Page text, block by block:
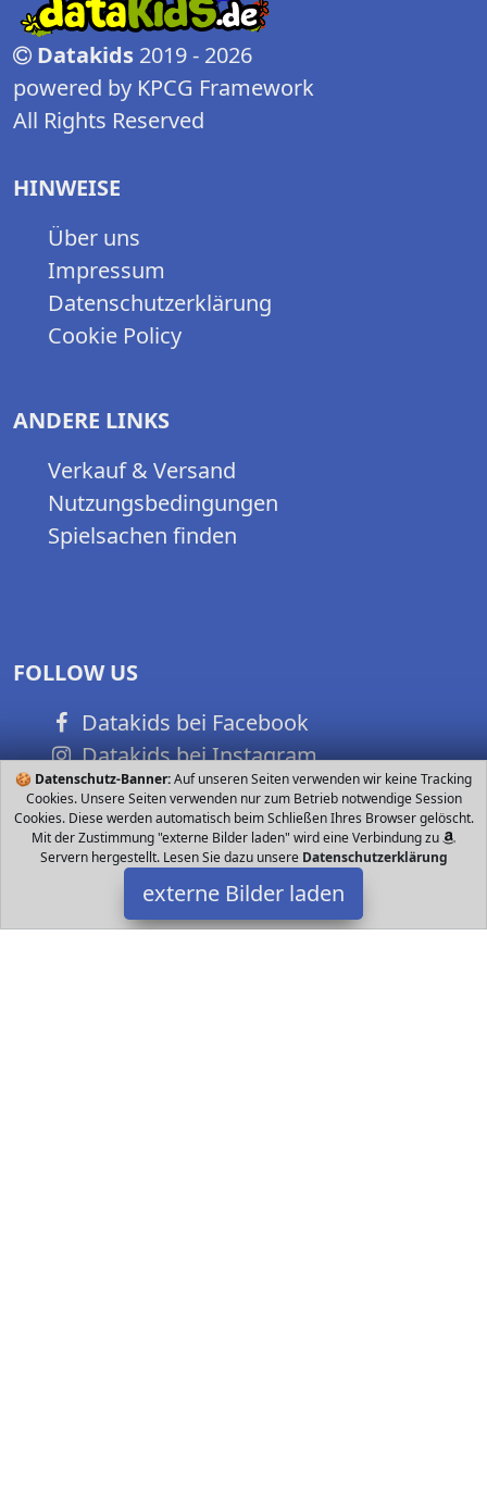
🍪 Datenschutz-Banner:Auf unseren Seiten verwenden wir keine Tracking
Cookies. Unsere Seiten verwenden nur zum Betrieb notwendige Session
Cookies. Diese werden automatisch beim Schließen Ihres Browser gelöscht.
Mit der Zustimmung "externe Bilder laden" wird eine Verbindung zu
Servern hergestellt. Lesen Sie dazu unsere Datenschutzerklärung
externe Bilder laden
Datakids 2019 - 2026
powered by KPCG Framework
All Rights Reserved
HINWEISE
Über uns
Impressum
Datenschutzerklärung
Cookie Policy
ANDERE LINKS
Verkauf & Versand
Nutzungsbedingungen
Spielsachen finden
FOLLOW US
Datakids bei Facebook
Datakids bei Instagram
Datakids bei Github